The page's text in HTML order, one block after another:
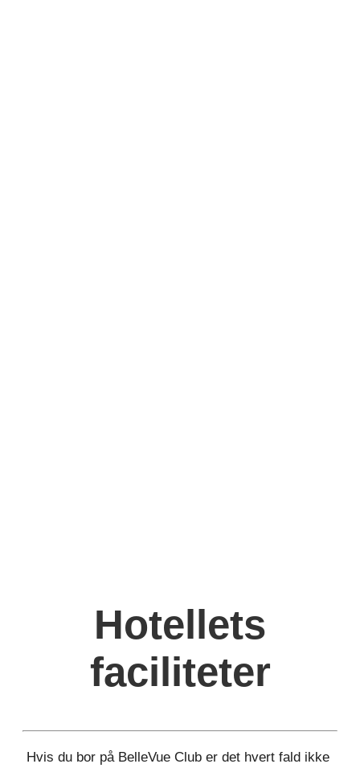
Hotellets
faciliteter
Hvis du bor på BelleVue Club er det hvert fald ikke